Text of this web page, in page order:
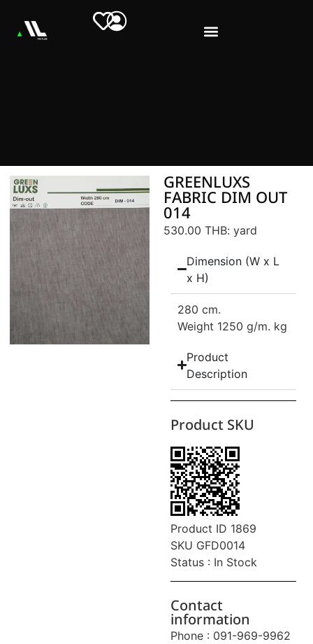
GREENLUXS
FABRIC DIM OUT
014
530.00 THB: yard
Dimension (W x L
x H)
280 cm.
Weight 1250 g/m. kg
Product
Description
Product SKU
Product ID 1869
SKU GFD0014
Status : In Stock
Contact
information
Phone : 091-969-9962